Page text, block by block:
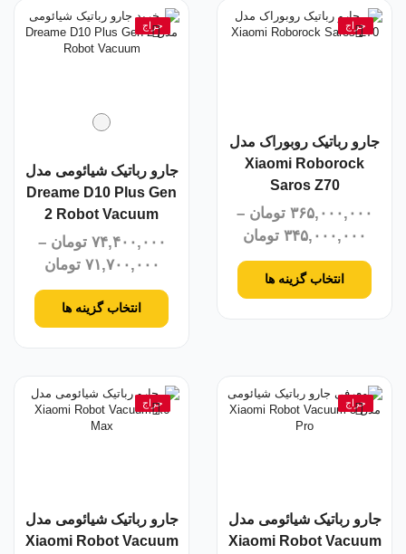
حراج
جارو رباتیک روبوراک مدل
Xiaomi Roborock
Saros Z70
۳۶۵,۰۰۰,۰۰۰ تومان –
۳۴۵,۰۰۰,۰۰۰ تومان
انتخاب گزینه ها
حراج
جارو رباتیک شیائومی مدل
Dreame D10 Plus Gen
2 Robot Vacuum
۷۴,۴۰۰,۰۰۰ تومان –
۷۱,۷۰۰,۰۰۰ تومان
انتخاب گزینه ها
حراج
جارو رباتیک شیائومی مدل
Xiaomi Robot Vacuum
حراج
جارو رباتیک شیائومی مدل
Xiaomi Robot Vacuum